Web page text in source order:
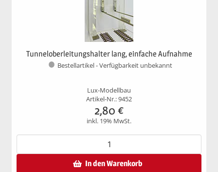
Tunneloberleitungshalter lang, einfache Aufnahme
Bestellartikel - Verfügbarkeit unbekannt
Lux-Modellbau
Artikel-Nr.: 9452
2,80 €
inkl. 19% MwSt.
In den Warenkorb